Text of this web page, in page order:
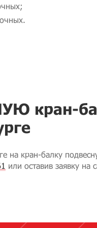
кран-
на кран-балку
или оставив заявку на